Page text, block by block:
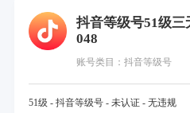
抖音等级号51级三
048
账号类目：抖音等级号
51级 - 抖音等级号 - 未认证 - 无违规